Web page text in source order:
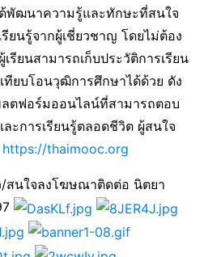
พัฒนาความรู้และทักษะที่สนใจ
ยนรู้จากผู้เชี่ยวชาญ โดยไม่ต้อง
รียนสามารถเก็บประวัติการเรียน
ทียบโอนวุฒิการศึกษาได้ด้วย ดัง
ลตฟอร์มออนไลน์ที่สามารถตอบ
ะการเรียนรู้ตลอดชีวิต ผู้สนใจ
https://thaimooc.org
นใจลงโฆษณาติดต่อ นิตยา